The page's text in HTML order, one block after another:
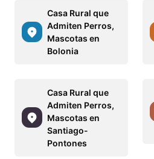
Casa Rural que
Admiten Perros,
Mascotas en
Bolonia
Casa Rural que
Admiten Perros,
Mascotas en
Santiago-
Pontones